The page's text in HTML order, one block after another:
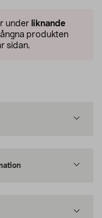
under liknande
produkten
sidan.